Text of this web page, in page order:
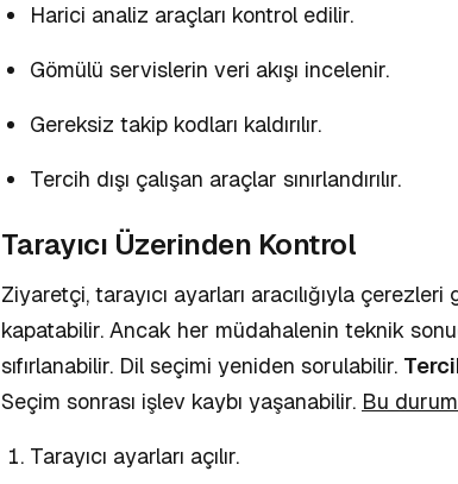
Harici analiz araçları kontrol edilir.
Gömülü servislerin veri akışı incelenir.
Gereksiz takip kodları kaldırılır.
Tercih dışı çalışan araçlar sınırlandırılır.
Tarayıcı Üzerinden Kontrol
Ziyaretçi, tarayıcı ayarları aracılığıyla
kapatabilir. Ancak her müdahalenin teknik
sıfırlanabilir. Dil seçimi yeniden sorulabilir.
Seçim sonrası işlev kaybı yaşanabilir. Bu
Tarayıcı ayarları açılır.